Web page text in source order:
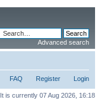
Advanced search
FAQ Register Login
It is currently 07 Aug 2026, 16:18